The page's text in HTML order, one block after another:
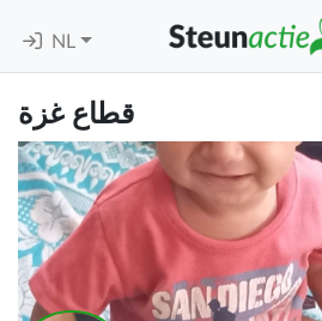
NL
قطاع غزة